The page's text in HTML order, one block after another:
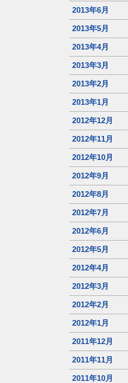
2013年6月
2013年5月
2013年4月
2013年3月
2013年2月
2013年1月
2012年12月
2012年11月
2012年10月
2012年9月
2012年8月
2012年7月
2012年6月
2012年5月
2012年4月
2012年3月
2012年2月
2012年1月
2011年12月
2011年11月
2011年10月